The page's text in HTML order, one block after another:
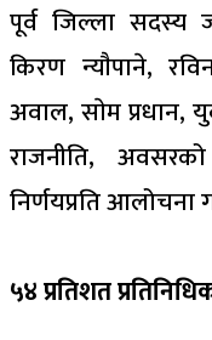
पूर्व जिल्ला सदस्य
किरण न्याैपाने,
अवाल, साेम प्रधान,
राजनीति,
निर्णयप्रति आलोचना
५४ प्रतिशत